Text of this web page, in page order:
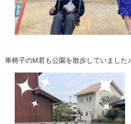
車椅子のM君も公園を散歩していました♪